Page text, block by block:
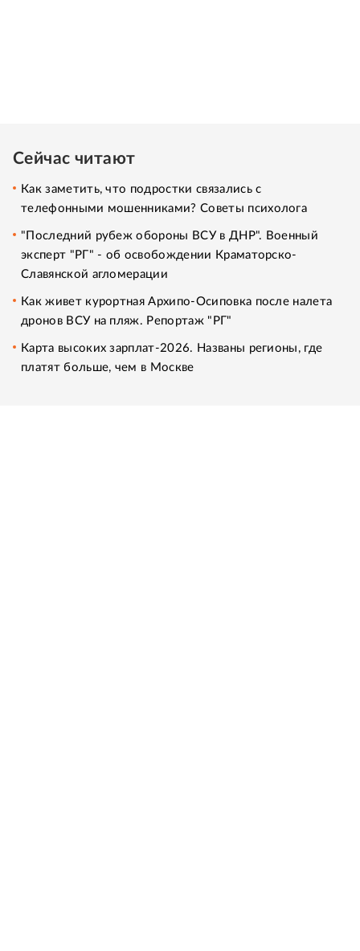
Сейчас читают
Как заметить, что подростки связались с
телефонными мошенниками? Советы психолога
"Последний рубеж обороны ВСУ в ДНР". Военный
эксперт "РГ" - об освобождении Краматорско-
Славянской агломерации
Как живет курортная Архипо-Осиповка после налета
дронов ВСУ на пляж. Репортаж "РГ"
Карта высоких зарплат-2026. Названы регионы, где
платят больше, чем в Москве